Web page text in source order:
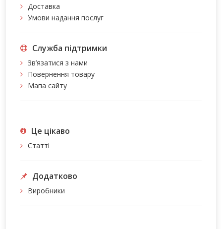
Доставка
Умови надання послуг
Служба підтримки
Зв’язатися з нами
Повернення товару
Мапа сайту
Це цiкаво
Статті
Додатково
Виробники